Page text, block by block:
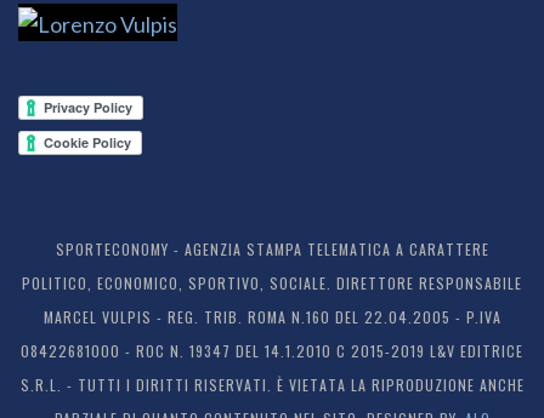
SPORTECONOMY - AGENZIA STAMPA TELEMATICA A CARATTERE
POLITICO, ECONOMICO, SPORTIVO, SOCIALE. DIRETTORE RESPONSABILE
MARCEL VULPIS - REG. TRIB. ROMA N.160 DEL 22.04.2005 - P.IVA
08422681000 - ROC N. 19347 DEL 14.1.2010 C 2015-2019 L&V EDITRICE
S.R.L. - TUTTI I DIRITTI RISERVATI. È VIETATA LA RIPRODUZIONE ANCHE